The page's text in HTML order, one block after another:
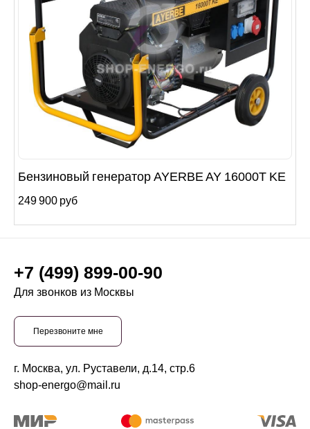
Бензиновый генератор AYERBE AY 16000T KE
249 900 руб
+7 (499) 899-00-90
Для звонков из Москвы
Перезвоните мне
г. Москва, ул. Руставели, д.14, стр.6
shop-energo@mail.ru